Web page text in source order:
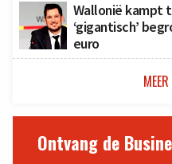
Wallonië kampt
‘gigantisch’
euro
Ontvang de